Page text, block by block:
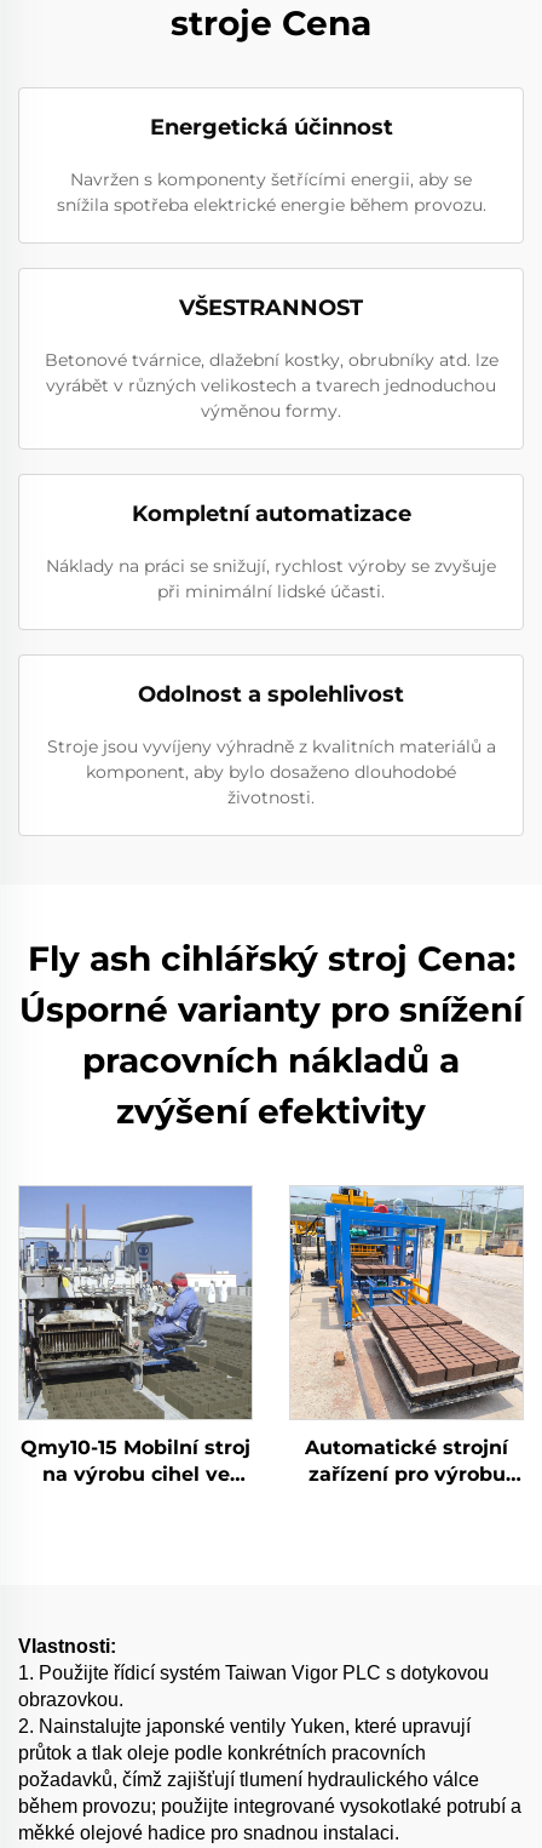
stroje Cena
Energetická účinnost
Navržen s komponenty šetřícími energii, aby se
snížila spotřeba elektrické energie během provozu.
VŠESTRANNOST
Betonové tvárnice, dlažební kostky, obrubníky atd. lze
vyrábět v různých velikostech a tvarech jednoduchou
výměnou formy.
Kompletní automatizace
Náklady na práci se snižují, rychlost výroby se zvyšuje
při minimální lidské účasti.
Odolnost a spolehlivost
Stroje jsou vyvíjeny výhradně z kvalitních materiálů a
komponent, aby bylo dosaženo dlouhodobé
životnosti.
Fly ash cihlářský stroj Cena:
Úsporné varianty pro snížení
pracovních nákladů a
zvýšení efektivity
Qmy10-15 Mobilní stroj
na výrobu cihel ve
Automatické strojní
zařízení pro výrobu
Vlastnosti:
1. Použijte řídicí systém Taiwan Vigor PLC s dotykovou
obrazovkou.
2. Nainstalujte japonské ventily Yuken, které upravují
průtok a tlak oleje podle konkrétních pracovních
požadavků, čímž zajišťují tlumení hydraulického válce
během provozu; použijte integrované vysokotlaké potrubí a
měkké olejové hadice pro snadnou instalaci.